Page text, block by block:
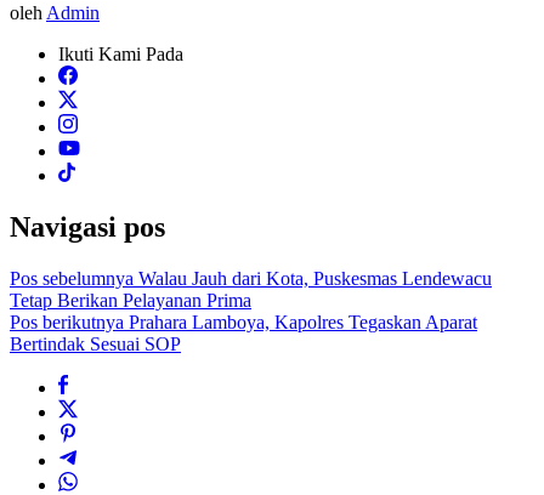
oleh Admin
Ikuti Kami Pada
Navigasi pos
Pos sebelumnya Walau Jauh dari Kota, Puskesmas Lendewacu
Tetap Berikan Pelayanan Prima
Pos berikutnya Prahara Lamboya, Kapolres Tegaskan Aparat
Bertindak Sesuai SOP